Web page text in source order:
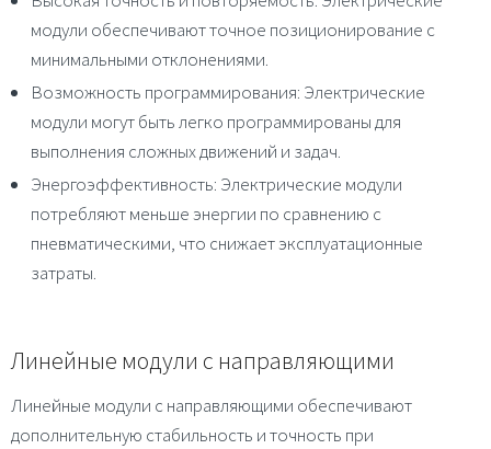
модули обеспечивают точное позиционирование с
минимальными отклонениями.
Возможность программирования: Электрические
модули могут быть легко программированы для
выполнения сложных движений и задач.
Энергоэффективность: Электрические модули
потребляют меньше энергии по сравнению с
пневматическими, что снижает эксплуатационные
затраты.
Линейные модули с направляющими
Линейные модули с направляющими обеспечивают
дополнительную стабильность и точность при